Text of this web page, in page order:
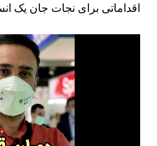
اقداماتی برای نجات جان یک